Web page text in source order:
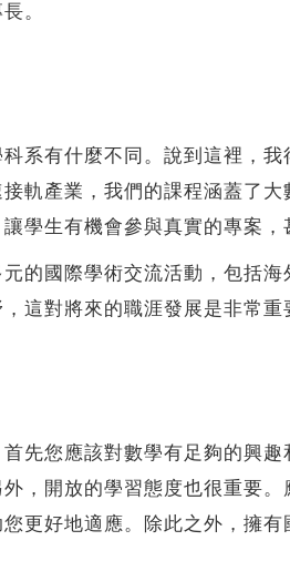
。
有什麼不同。說到這裡，我
軌產業，我們的課程涵蓋了大
學生有機會參與真實的專案
國際學術交流活動，包括海
這對將來的職涯發展是非常重
您應該對數學有足夠的興趣
，開放的學習態度也很重要
更好地適應。除此之外，擁